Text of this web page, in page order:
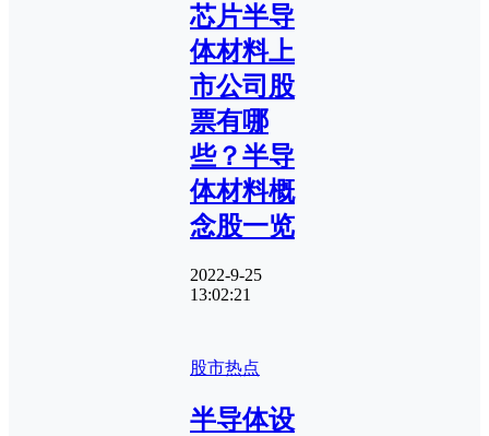
芯片半导
体材料上
市公司股
票有哪
些？半导
体材料概
念股一览
2022-9-25
13:02:21
股市热点
半导体设